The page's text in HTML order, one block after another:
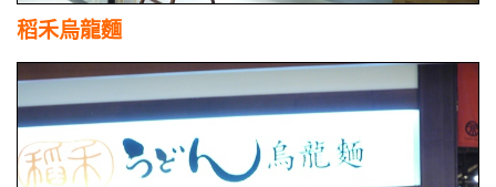
稻禾烏龍麵